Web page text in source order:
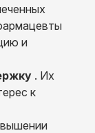
и
. Их
к